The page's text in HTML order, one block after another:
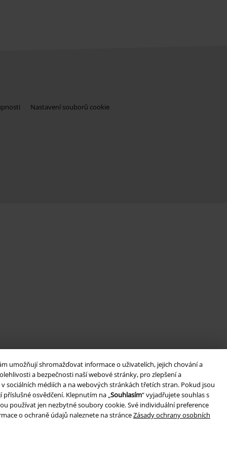
umožňují shromažďovat informace o uživatelích, jejich chování a
a bezpečnosti naší webové stránky, pro zlepšení a
sociálních médiích a na webových stránkách třetích stran. Pokud jsou
osvědčení. Klepnutím na „Souhlasím“ vyjadřujete souhlas s
používat jen nezbytné soubory cookie. Své individuální preference
o ochraně údajů naleznete na stránceZásady ochrany osobních
Nastavení souborů cookie